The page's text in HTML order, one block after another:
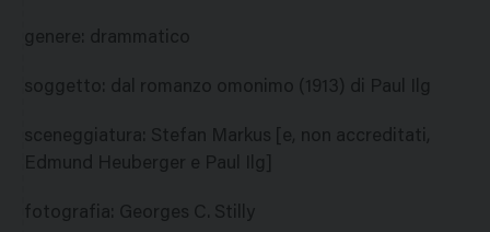
genere: drammatico
soggetto: dal romanzo omonimo (1913) di Paul Ilg
sceneggiatura: Stefan Markus [e, non accreditati,
Edmund Heuberger e Paul Ilg]
fotografia: Georges C. Stilly